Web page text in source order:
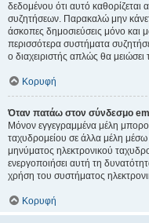
δεδομένου ότι αυτό καθορίζεται
συζητήσεων. Παρακαλώ μην
άσκοπες δημοσιεύσεις μόνο και
περισσότερα συστήματα
ο διαχειριστής απλώς θα
Κορυφή
Όταν πατάω στον σύνδεσμο
Μόνον εγγεγραμμένα μέλη
ταχυδρομείου σε άλλα μέλη
μηνύματος ηλεκτρονικού
ενεργοποιήσει αυτή τη
χρήση του συστήματος
Κορυφή